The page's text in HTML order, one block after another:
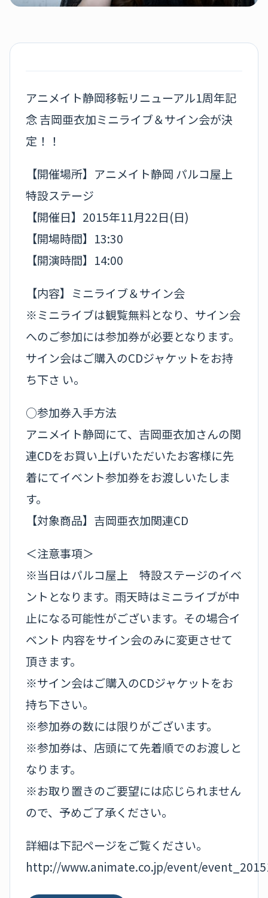
アニメイト静岡移転リニューアル1周年記
念 吉岡亜衣加ミニライブ＆サイン会が決
定！！
【開催場所】アニメイト静岡 パルコ屋上
特設ステージ
【開催日】2015年11月22日(日)
【開場時間】13:30
【開演時間】14:00
【内容】ミニライブ＆サイン会
※ミニライブは観覧無料となり、サイン会
へのご参加には参加券が必要となります。
サイン会はご購入のCDジャケットをお持
ち下さ い。
○参加券入手方法
アニメイト静岡にて、吉岡亜衣加さんの関
連CDをお買い上げいただいたお客様に先
着にてイベント参加券をお渡しいたしま
す。
【対象商品】吉岡亜衣加関連CD
＜注意事項＞
※当日はパルコ屋上 特設ステージのイベ
ントとなります。雨天時はミニライブが中
止になる可能性がございます。その場合イ
ベント 内容をサイン会のみに変更させて
頂きます。
※サイン会はご購入のCDジャケットをお
持ち下さい。
※参加券の数には限りがございます。
※参加券は、店頭にて先着順でのお渡しと
なります。
※お取り置きのご要望には応じられません
ので、予めご了承ください。
詳細は下記ページをご覧ください。
http://www.animate.co.jp/event/